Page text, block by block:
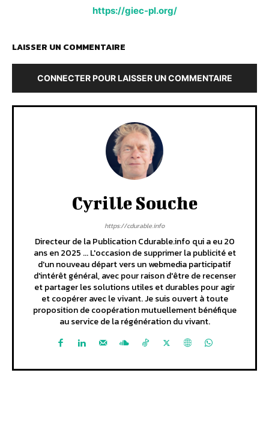
https://giec-pl.org/
LAISSER UN COMMENTAIRE
CONNECTER POUR LAISSER UN COMMENTAIRE
Cyrille Souche
https://cdurable.info
Directeur de la Publication Cdurable.info qui a eu 20
ans en 2025 ... L'occasion de supprimer la publicité et
d'un nouveau départ vers un webmedia participatif
d'intérêt général, avec pour raison d'être de recenser
et partager les solutions utiles et durables pour agir
et coopérer avec le vivant. Je suis ouvert à toute
proposition de coopération mutuellement bénéfique
au service de la régénération du vivant.